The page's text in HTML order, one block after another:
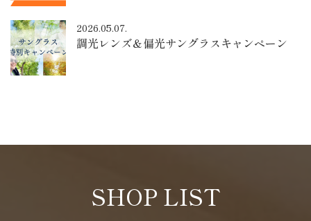
2026.05.07.
調光レンズ＆偏光サングラスキャンペーン
SHOP LIST